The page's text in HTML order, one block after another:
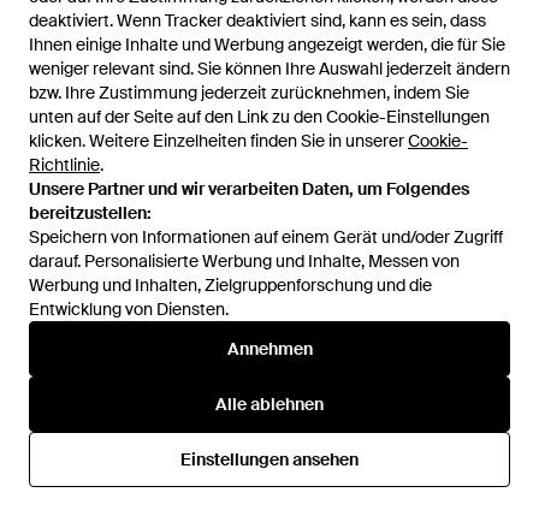
deaktiviert. Wenn Tracker deaktiviert sind, kann es sein, dass
Ihnen einige Inhalte und Werbung angezeigt werden, die für Sie
weniger relevant sind. Sie können Ihre Auswahl jederzeit ändern
bzw. Ihre Zustimmung jederzeit zurücknehmen, indem Sie
unten auf der Seite auf den Link zu den Cookie-Einstellungen
klicken. Weitere Einzelheiten finden Sie in unsererCookie-
Richtlinie.
Unsere Partner und wir verarbeiten Daten, um Folgendes
bereitzustellen:
Speichern von Informationen auf einem Gerät und/oder Zugriff
darauf. Personalisierte Werbung und Inhalte, Messen von
Werbung und Inhalten, Zielgruppenforschung und die
Entwicklung von Diensten.
Annehmen
Alle ablehnen
Einstellungen ansehen
deaktiviert. Wenn Tracker deaktiviert sind, kann es sein, dass
Ihnen einige Inhalte und Werbung angezeigt werden, die für Sie
weniger relevant sind. Sie können Ihre Auswahl jederzeit ändern
bzw. Ihre Zustimmung jederzeit zurücknehmen, indem Sie
unten auf der Seite auf den Link zu den Cookie-Einstellungen
klicken. Weitere Einzelheiten finden Sie in unsererCookie-
Richtlinie.
Unsere Partner und wir verarbeiten Daten, um Folgendes
bereitzustellen:
Speichern von Informationen auf einem Gerät und/oder Zugriff
darauf. Personalisierte Werbung und Inhalte, Messen von
Werbung und Inhalten, Zielgruppenforschung und die
Entwicklung von Diensten.
Annehmen
Alle ablehnen
Einstellungen ansehen
395 €
Polo Ralph Lauren
Gesteppte Jacke - Blau
VonFARFETCH
599 €
Polo Ralph Lauren
Zweiwege-Reißverschluss -
VonPeek & Cloppenburg